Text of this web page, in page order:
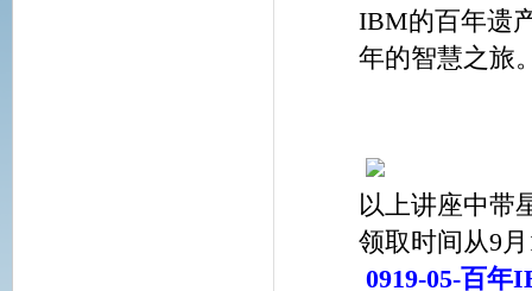
IBM的百年遗
年的智慧之旅
以上讲座中带
领取时间从9月
0919-05-百年